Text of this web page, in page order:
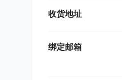
收货地址
绑定邮箱